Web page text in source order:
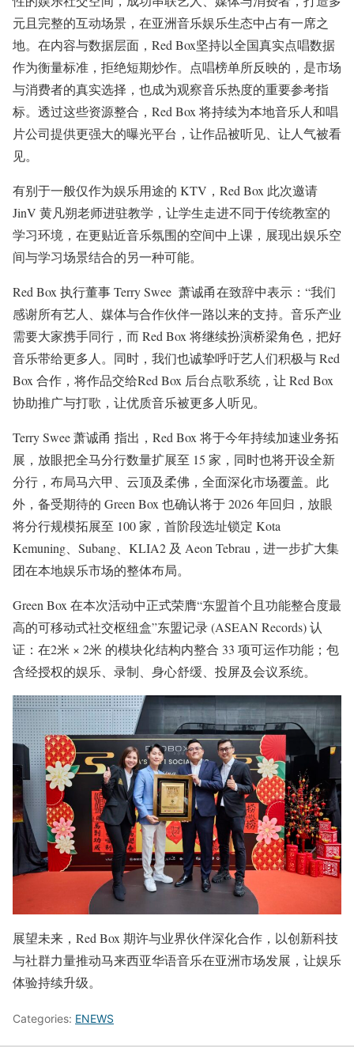
元且完整的互动场景，在亚洲音乐娱乐生态中占有一席之
地。在内容与数据层面，Red Box坚持以全国真实点唱数据
作为衡量标准，拒绝短期炒作。点唱榜单所反映的，是市场
与消费者的真实选择，也成为观察音乐热度的重要参考指
标。透过这些资源整合，Red Box 将持续为本地音乐人和唱
片公司提供更强大的曝光平台，让作品被听见、让人气被看
见。
有别于一般仅作为娱乐用途的 KTV，Red Box 此次邀请
JinV 黄凡朔老师进驻教学，让学生走进不同于传统教室的
学习环境，在更贴近音乐氛围的空间中上课，展现出娱乐空
间与学习场景结合的另一种可能。
Red Box 执行董事 Terry Swee 萧诚甬在致辞中表示：“我们
感谢所有艺人、媒体与合作伙伴一路以来的支持。音乐产业
需要大家携手同行，而 Red Box 将继续扮演桥梁角色，把好
音乐带给更多人。同时，我们也诚挚呼吁艺人们积极与 Red
Box 合作，将作品交给Red Box 后台点歌系统，让 Red Box
协助推广与打歌，让优质音乐被更多人听见。
Terry Swee 萧诚甬 指出，Red Box 将于今年持续加速业务拓
展，放眼把全马分行数量扩展至 15 家，同时也将开设全新
分行，布局马六甲、云顶及柔佛，全面深化市场覆盖。此
外，备受期待的 Green Box 也确认将于 2026 年回归，放眼
将分行规模拓展至 100 家，首阶段选址锁定 Kota
Kemuning、Subang、KLIA2 及 Aeon Tebrau，进一步扩大集
团在本地娱乐市场的整体布局。
Green Box 在本次活动中正式荣膺“东盟首个且功能整合度最
高的可移动式社交枢纽盒”东盟记录 (ASEAN Records) 认
证：在2米 × 2米 的模块化结构内整合 33 项可运作功能；包
含经授权的娱乐、录制、身心舒缓、投屏及会议系统。
展望未来，Red Box 期许与业界伙伴深化合作，以创新科技
与社群力量推动马来西亚华语音乐在亚洲市场发展，让娱乐
体验持续升级。
Categories: ENEWS